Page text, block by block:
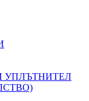
УПЛЪТНИТЕЛ